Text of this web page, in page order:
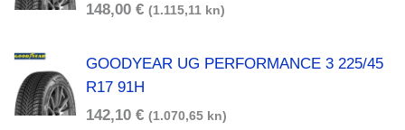
148,00 € (1.115,11 kn)
GOODYEAR UG PERFORMANCE 3 225/45
R17 91H
142,10 € (1.070,65 kn)